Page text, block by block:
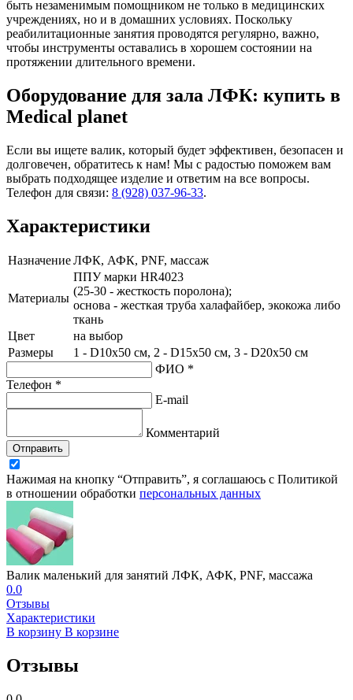
быть незаменимым помощником не только в медицинских
учреждениях, но и в домашних условиях. Поскольку
реабилитационные занятия проводятся регулярно, важно,
чтобы инструменты оставались в хорошем состоянии на
протяжении длительного времени.
Оборудование для зала ЛФК: купить в
Medical planet
Если вы ищете валик, который будет эффективен, безопасен и
долговечен, обратитесь к нам! Мы с радостью поможем вам
выбрать подходящее изделие и ответим на все вопросы.
Телефон для связи: 8 (928) 037-96-33.
Характеристики
НазначениеЛФК, АФК, PNF, массаж
Материалы
ППУ марки HR4023
(25-30 - жесткость поролона);
основа - жесткая труба халафайбер, экокожа либо
ткань
Цвет
на выбор
Размеры
1 - D10х50 см, 2 - D15х50 см, 3 - D20х50 см
ФИО *
Телефон *
E-mail
Комментарий
Отправить
Нажимая на кнопку “Отправить”, я соглашаюсь с Политикой
в отношении обработки персональных данных
Валик маленький для занятий ЛФК, АФК, PNF, массажа
0.0
Отзывы
Характеристики
В корзину В корзине
Отзывы